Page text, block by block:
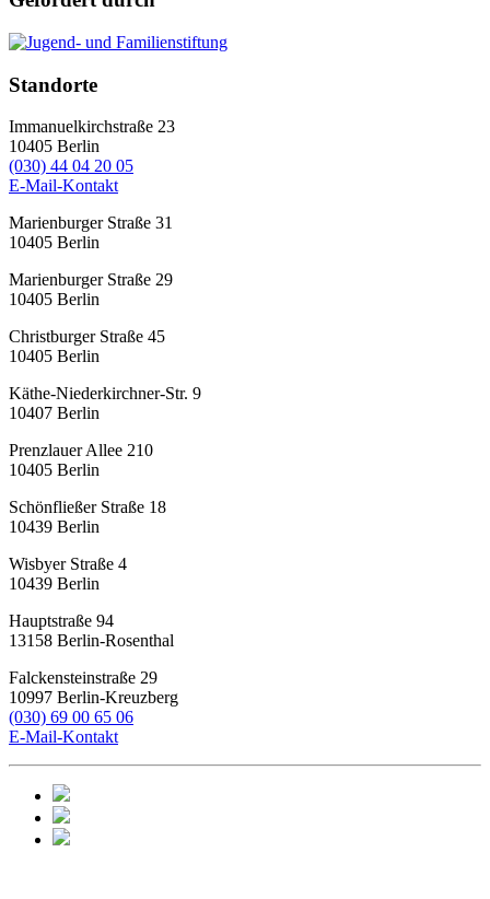
Standorte
Immanuelkirchstraße 23
10405 Berlin
(030) 44 04 20 05
E-Mail-Kontakt
Marienburger Straße 31
10405 Berlin
Marienburger Straße 29
10405 Berlin
Christburger Straße 45
10405 Berlin
Käthe-Niederkirchner-Str. 9
10407 Berlin
Prenzlauer Allee 210
10405 Berlin
Schönfließer Straße 18
10439 Berlin
Wisbyer Straße 4
10439 Berlin
Hauptstraße 94
13158 Berlin-Rosenthal
Falckensteinstraße 29
10997 Berlin-Kreuzberg
(030) 69 00 65 06
E-Mail-Kontakt